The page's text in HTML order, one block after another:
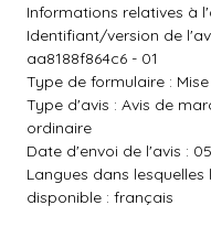
Informations relatives à
Identifiant/version de
aa8188f864c6 - 01
Type de formulaire :
Type d'avis : Avis de
ordinaire
Date d'envoi de l'avis :
Langues dans
disponible : français